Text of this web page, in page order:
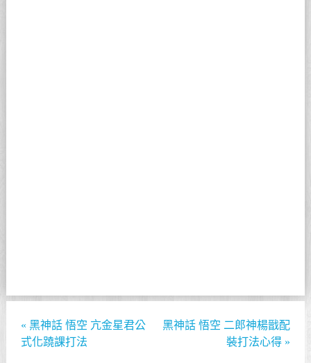
« 黑神話 悟空 亢金星君公
式化蹺課打法
黑神話 悟空 二郎神楊戩配
裝打法心得 »